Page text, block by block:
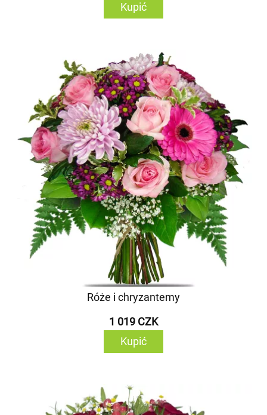
Kupić
Róże i chryzantemy
1 019 CZK
Kupić